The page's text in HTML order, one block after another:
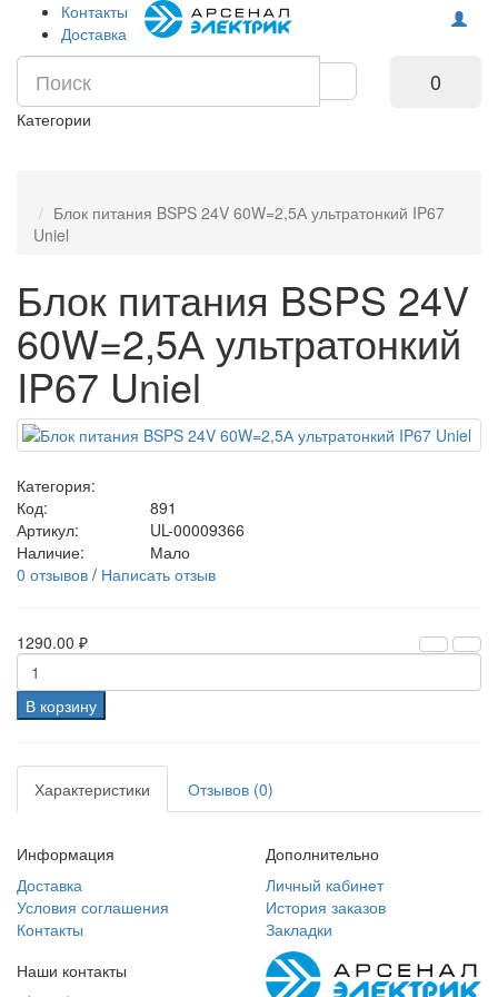
Контакты
Доставка
0
Категории
Блок питания BSPS 24V 60W=2,5А ультратонкий IP67
Uniel
Блок питания BSPS 24V
60W=2,5А ультратонкий
IP67 Uniel
Категория:
Код:
891
Артикул:
UL-00009366
Наличие:
Мало
0 отзывов / Написать отзыв
1290.00 ₽
В корзину
Характеристики Отзывов (0)
Информация
Доставка
Условия соглашения
Контакты
Дополнительно
Личный кабинет
История заказов
Закладки
Наши контакты